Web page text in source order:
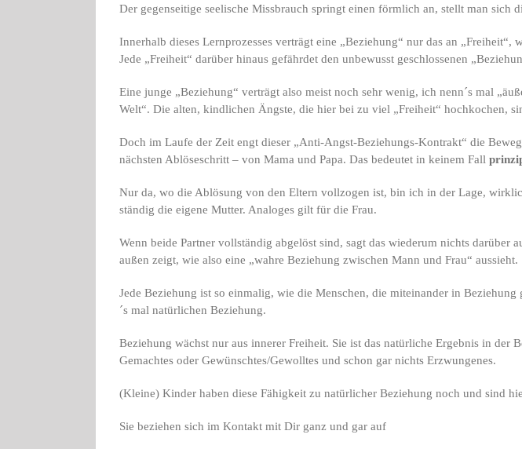
Der gegenseitige seelische Missbrauch springt einen förmlich an, stellt man
Innerhalb dieses Lernprozesses verträgt eine „Beziehung“ nur das an
Jede „Freiheit“ darüber hinaus gefährdet den unbewusst geschlossenen
Eine junge „Beziehung“ verträgt also meist noch sehr wenig, ich nenn´s mal
Welt“. Die alten, kindlichen Ängste, die hier bei zu viel „Freiheit“ hochkochen,
Doch im Laufe der Zeit engt dieser „Anti-Angst-Beziehungs-Kontrakt“ die
nächsten Ablöseschritt – von Mama und Papa. Das bedeutet in keinem Fall
Nur da, wo die Ablösung von den Eltern vollzogen ist, bin ich in der Lage,
ständig die eigene Mutter. Analoges gilt für die Frau.
Wenn beide Partner vollständig abgelöst sind, sagt das wiederum nichts darüber
außen zeigt, wie also eine „wahre Beziehung zwischen Mann und Frau“ aussieht.
Jede Beziehung ist so einmalig, wie die Menschen, die miteinander in
´s mal natürlichen Beziehung.
Beziehung wächst nur aus innerer Freiheit. Sie ist das natürliche Ergebnis in
Gemachtes oder Gewünschtes/Gewolltes und schon gar nichts Erzwungenes.
(Kleine) Kinder haben diese Fähigkeit zu natürlicher Beziehung noch und sind
Sie beziehen sich im Kontakt mit Dir ganz und gar auf